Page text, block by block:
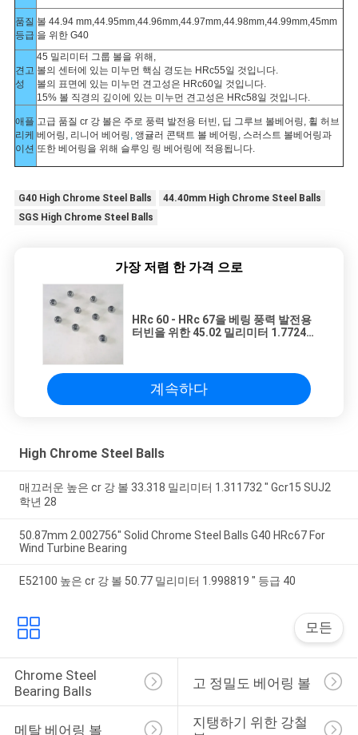
품질
등급
볼 44.94 mm,44.95mm,44.96mm,44.97mm,44.98mm,44.99mm,45mm
을 위한 G40
견고
성
45 밀리미터 그룹 볼을 위해,
볼의 센터에 있는 미누먼 핵심 경도는 HRc55일 것입니다.
볼의 표면에 있는 미누먼 견고성은 HRc60일 것입니다.
15% 볼 직경의 깊이에 있는 미누먼 견고성은 HRc58일 것입니다.
애플
리케
이션
고급 품질 cr 강 볼은 주로 풍력 발전용 터빈,딥 그루브 볼베어링, 휠 허브
베어링, 리니어 베어링,앵귤러 콘택트 볼 베어링, 스러스트 볼베어링과
또한 베어링을 위해 슬루잉 링 베어링에 적용됩니다.
G40 High Chrome Steel Balls
44.40mm High Chrome Steel Balls
SGS High Chrome Steel Balls
가장 저렴 한 가격 으로
HRc 60 - HRc 67을 베링 풍력 발전용
터빈을 위한 45.02 밀리미터 1.77244
계속하다
High Chrome Steel Balls
매끄러운 높은 cr 강 볼 33.318 밀리미터 1.311732 " Gcr15 SUJ2
학년 28
50.87mm 2.002756" Solid Chrome Steel Balls G40 HRc67 For
Wind Turbine Bearing
E52100 높은 cr 강 볼 50.77 밀리미터 1.998819 " 등급 40
모든
Chrome Steel
Bearing Balls
고 정밀도 베어링 볼
메탈 베어링 볼
지탱하기 위한 강철